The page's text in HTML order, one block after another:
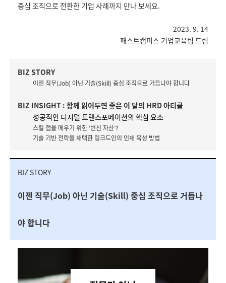
중심 조직으로 전환한 기업 사례까지 만나 보세요.
2023. 9. 14
패스트캠퍼스 기업교육팀 드림
BIZ STORY
이젠 직무(Job) 아닌 기술(Skill) 중심 조직으로 거듭나야 합니다
BIZ INSIGHT : 함께 읽어두면 좋은 이 달의 HRD 아티클
성공적인 디지털 트랜스포메이션의 핵심 요소
스킬 갭을 메우기 위한 ‘변신 자산’?
기술 기반 전략을 채택한 링크드인의 인재 육성 방법
BIZ STORY
이젠 직무(Job) 아닌 기술(Skill) 중심 조직으로 거듭나
야 합니다